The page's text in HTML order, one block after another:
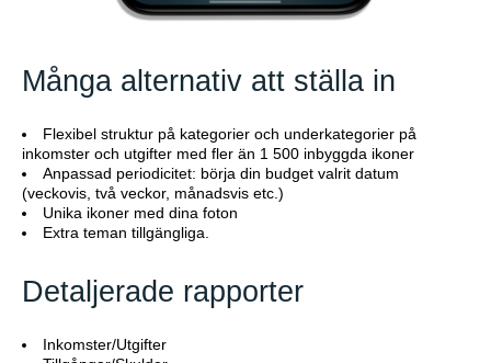
Många alternativ att ställa in
Flexibel struktur på kategorier och underkategorier på
inkomster och utgifter med fler än 1 500 inbyggda ikoner
Anpassad periodicitet: börja din budget valrit datum
(veckovis, två veckor, månadsvis etc.)
Unika ikoner med dina foton
Extra teman tillgängliga.
Detaljerade rapporter
Inkomster/Utgifter